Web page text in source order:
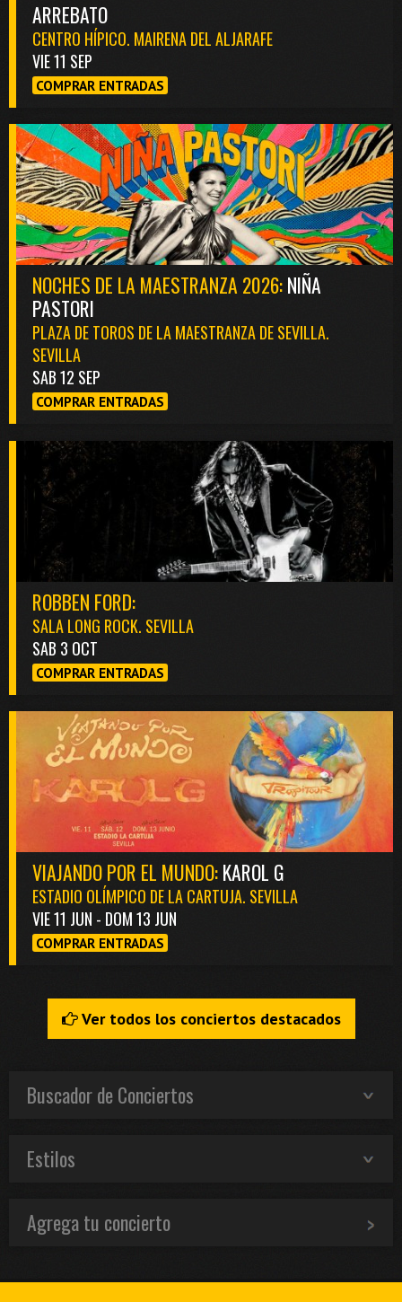
ARREBATO
CENTRO HÍPICO. MAIRENA DEL ALJARAFE
VIE 11 SEP
COMPRAR ENTRADAS
NOCHES DE LA MAESTRANZA 2026:NIÑA
PASTORI
PLAZA DE TOROS DE LA MAESTRANZA DE SEVILLA.
SEVILLA
SAB 12 SEP
COMPRAR ENTRADAS
ROBBEN FORD:
SALA LONG ROCK. SEVILLA
SAB 3 OCT
COMPRAR ENTRADAS
VIAJANDO POR EL MUNDO:KAROL G
ESTADIO OLÍMPICO DE LA CARTUJA. SEVILLA
VIE 11 JUN - DOM 13 JUN
COMPRAR ENTRADAS
Ver todos los conciertos destacados
Buscador de Conciertos
Estilos
Agrega tu concierto